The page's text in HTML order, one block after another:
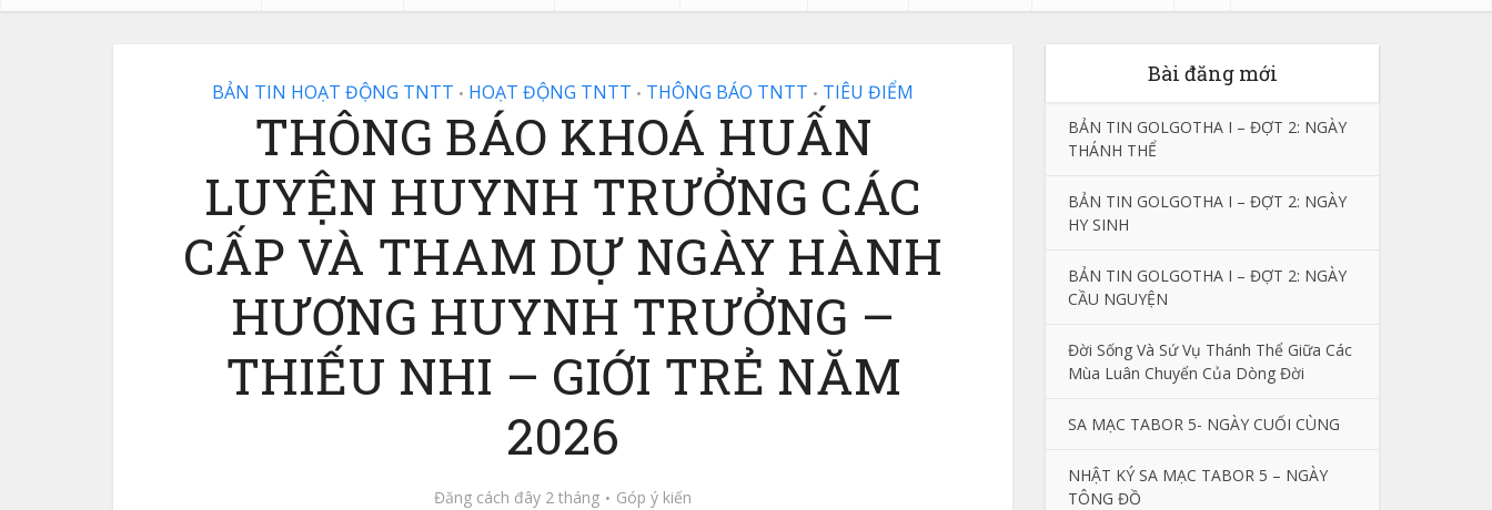
BẢN TIN HOẠT ĐỘNG TNTT • HOẠT ĐỘNG TNTT • THÔNG BÁO TNTT • TIÊU ĐIỂM
THÔNG BÁO KHOÁ HUẤN
LUYỆN HUYNH TRƯỞNG CÁC
CẤP VÀ THAM DỰ NGÀY HÀNH
HƯƠNG HUYNH TRƯỞNG –
THIẾU NHI – GIỚI TRẺ NĂM
2026
Đăng cách đây 2 tháng Góp ý kiến
Bài đăng mới
BẢN TIN GOLGOTHA I – ĐỢT 2: NGÀY
THÁNH THỂ
BẢN TIN GOLGOTHA I – ĐỢT 2: NGÀY
HY SINH
BẢN TIN GOLGOTHA I – ĐỢT 2: NGÀY
CẦU NGUYỆN
Đời Sống Và Sứ Vụ Thánh Thể Giữa Các
Mùa Luân Chuyển Của Dòng Đời
SA MẠC TABOR 5- NGÀY CUỐI CÙNG
NHẬT KÝ SA MẠC TABOR 5 – NGÀY
TÔNG ĐỒ